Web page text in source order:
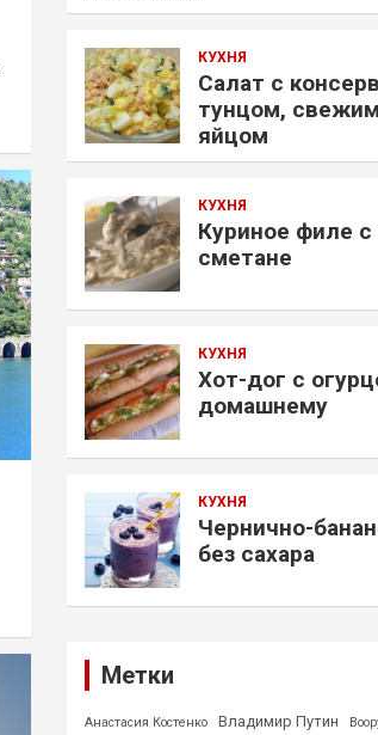
КУХНЯ
Салат с
тунцом,
яйцом
КУХНЯ
Куриное филе
сметане
КУХНЯ
Хот-дог с
домашнему
КУХНЯ
Чернично-
без сахара
Метки
Анастасия Костенко Владимир Путин